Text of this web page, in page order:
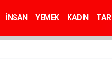
İNSAN YEMEK KADIN